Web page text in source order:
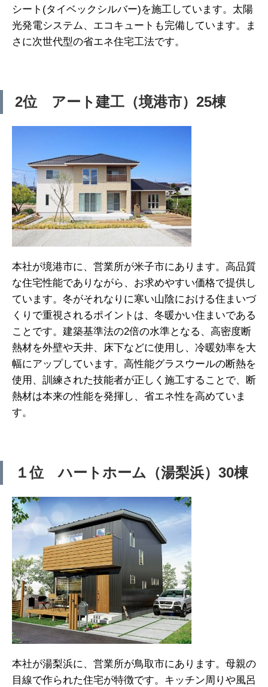
シート(タイベックシルバー)を施工しています。太陽
光発電システム、エコキュートも完備しています。ま
さに次世代型の省エネ住宅工法です。
2位 アート建工（境港市）25棟
本社が境港市に、営業所が米子市にあります。高品質
な住宅性能でありながら、お求めやすい価格で提供し
ています。冬がそれなりに寒い山陰における住まいづ
くりで重視されるポイントは、冬暖かい住まいである
ことです。建築基準法の2倍の水準となる、高密度断
熱材を外壁や天井、床下などに使用し、冷暖効率を大
幅にアップしています。高性能グラスウールの断熱を
使用、訓練された技能者が正しく施工することで、断
熱材は本来の性能を発揮し、省エネ性を高めていま
す。
１位 ハートホーム（湯梨浜）30棟
本社が湯梨浜に、営業所が鳥取市にあります。母親の
目線で作られた住宅が特徴です。キッチン周りや風呂